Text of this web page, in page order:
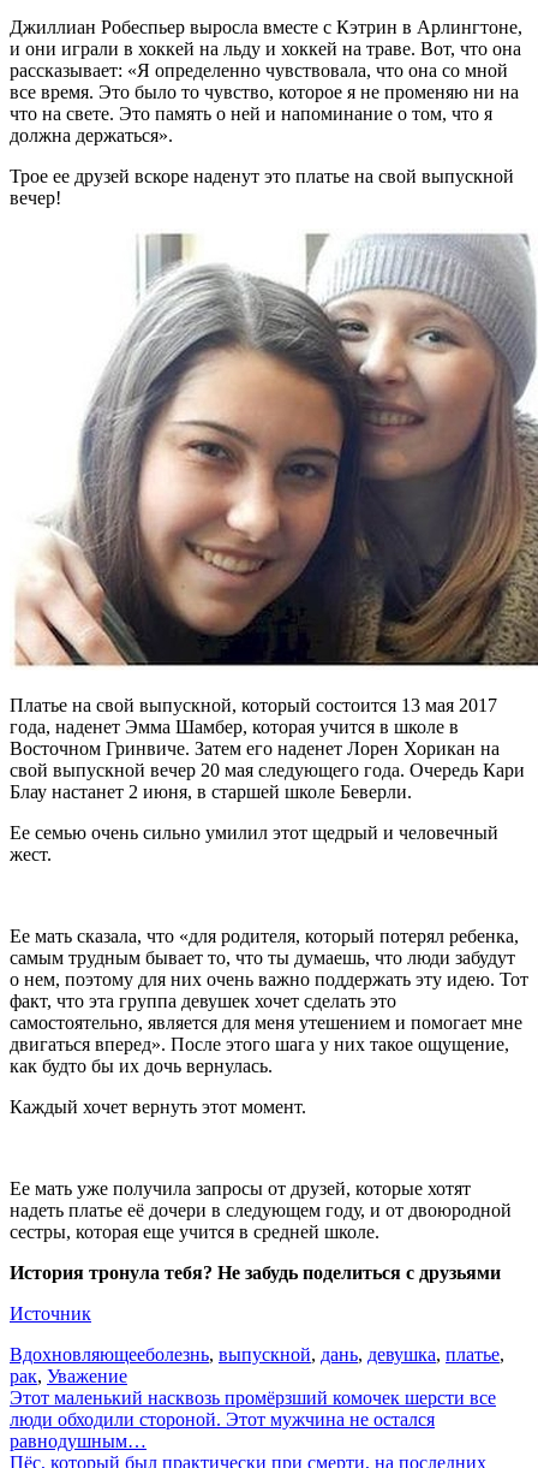
Джиллиан Робеспьер выросла вместе с Кэтрин в Арлингтоне,
и они играли в хоккей на льду и хоккей на траве. Вот, что она
рассказывает: «Я определенно чувствовала, что она со мной
все время. Это было то чувство, которое я не променяю ни на
что на свете. Это память о ней и напоминание о том, что я
должна держаться».
Трое ее друзей вскоре наденут это платье на свой выпускной
вечер!
Платье на свой выпускной, который состоится 13 мая 2017
года, наденет Эмма Шамбер, которая учится в школе в
Восточном Гринвиче. Затем его наденет Лорен Хорикан на
свой выпускной вечер 20 мая следующего года. Очередь Кари
Блау настанет 2 июня, в старшей школе Беверли.
Ее семью очень сильно умилил этот щедрый и человечный
жест.
Ее мать сказала, что «для родителя, который потерял ребенка,
самым трудным бывает то, что ты думаешь, что люди забудут
о нем, поэтому для них очень важно поддержать эту идею. Тот
факт, что эта группа девушек хочет сделать это
самостоятельно, является для меня утешением и помогает мне
двигаться вперед». После этого шага у них такое ощущение,
как будто бы их дочь вернулась.
Каждый хочет вернуть этот момент.
Ее мать уже получила запросы от друзей, которые хотят
надеть платье её дочери в следующем году, и от двоюродной
сестры, которая еще учится в средней школе.
История тронула тебя? Не забудь поделиться с друзьями
Источник
Вдохновляющееболезнь, выпускной, дань, девушка, платье,
рак, Уважение
Навигация
по
Этот маленький насквозь промёрзший комочек шерсти все
люди обходили стороной. Этот мужчина не остался
равнодушным…
Пёс, который был практически при смерти, на последних